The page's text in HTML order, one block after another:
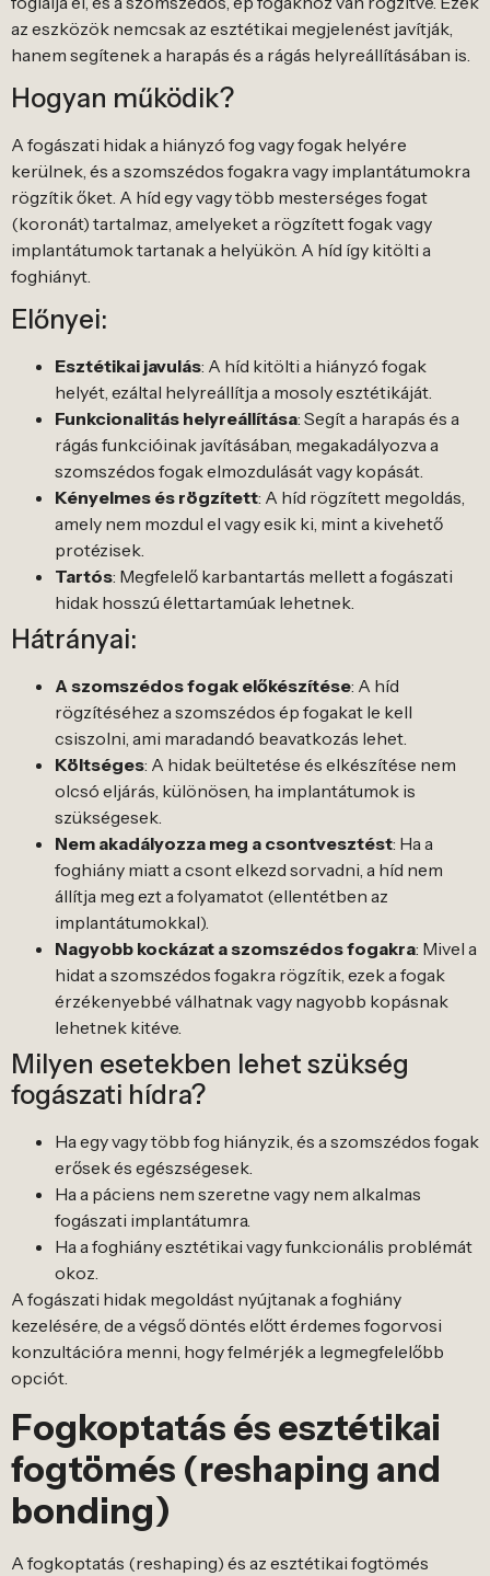
az eszközök nemcsak az esztétikai megjelenést javítják,
hanem segítenek a harapás és a rágás helyreállításában is.
Hogyan működik?
A fogászati hidak a hiányzó fog vagy fogak helyére
kerülnek, és a szomszédos fogakra vagy implantátumokra
rögzítik őket. A híd egy vagy több mesterséges fogat
(koronát) tartalmaz, amelyeket a rögzített fogak vagy
implantátumok tartanak a helyükön. A híd így kitölti a
foghiányt.
Előnyei:
Esztétikai javulás: A híd kitölti a hiányzó fogak
helyét, ezáltal helyreállítja a mosoly esztétikáját.
Funkcionalitás helyreállítása: Segít a harapás és a
rágás funkcióinak javításában, megakadályozva a
szomszédos fogak elmozdulását vagy kopását.
Kényelmes és rögzített: A híd rögzített megoldás,
amely nem mozdul el vagy esik ki, mint a kivehető
protézisek.
Tartós: Megfelelő karbantartás mellett a fogászati
hidak hosszú élettartamúak lehetnek.
Hátrányai:
A szomszédos fogak előkészítése: A híd
rögzítéséhez a szomszédos ép fogakat le kell
csiszolni, ami maradandó beavatkozás lehet.
Költséges: A hidak beültetése és elkészítése nem
olcsó eljárás, különösen, ha implantátumok is
szükségesek.
Nem akadályozza meg a csontvesztést: Ha a
foghiány miatt a csont elkezd sorvadni, a híd nem
állítja meg ezt a folyamatot (ellentétben az
implantátumokkal).
Nagyobb kockázat a szomszédos fogakra: Mivel a
hidat a szomszédos fogakra rögzítik, ezek a fogak
érzékenyebbé válhatnak vagy nagyobb kopásnak
lehetnek kitéve.
Milyen esetekben lehet szükség
fogászati hídra?
Ha egy vagy több fog hiányzik, és a szomszédos fogak
erősek és egészségesek.
Ha a páciens nem szeretne vagy nem alkalmas
fogászati implantátumra.
Ha a foghiány esztétikai vagy funkcionális problémát
okoz.
A fogászati hidak megoldást nyújtanak a foghiány
kezelésére, de a végső döntés előtt érdemes fogorvosi
konzultációra menni, hogy felmérjék a legmegfelelőbb
opciót.
Fogkoptatás és esztétikai
fogtömés (reshaping and
bonding)
A fogkoptatás (reshaping) és az esztétikai fogtömés